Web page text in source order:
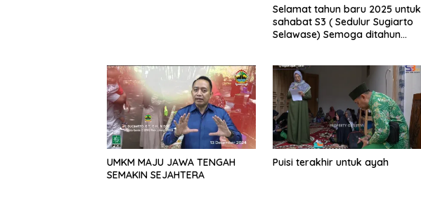
Selamat tahun baru 2025 untuk
sahabat S3 ( Sedulur Sugiarto
Selawase) Semoga ditahun
untuk Sahabat S3 Pati dan
Rembang.
UMKM MAJU JAWA TENGAH
SEMAKIN SEJAHTERA
Puisi terakhir untuk ayah